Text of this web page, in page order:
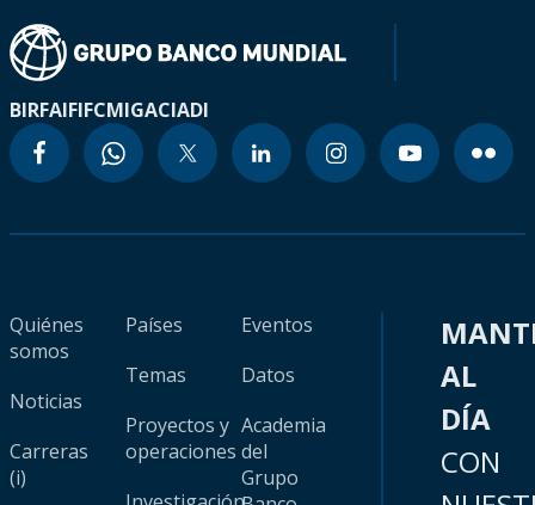
BIRFAIFIFCMIGACIADI
Quiénes
somos
Noticias
Carreras
(i)
Países
Temas
Proyectos y
operaciones
Eventos
Datos
Academia
del
Grupo
AL
DÍA
CON